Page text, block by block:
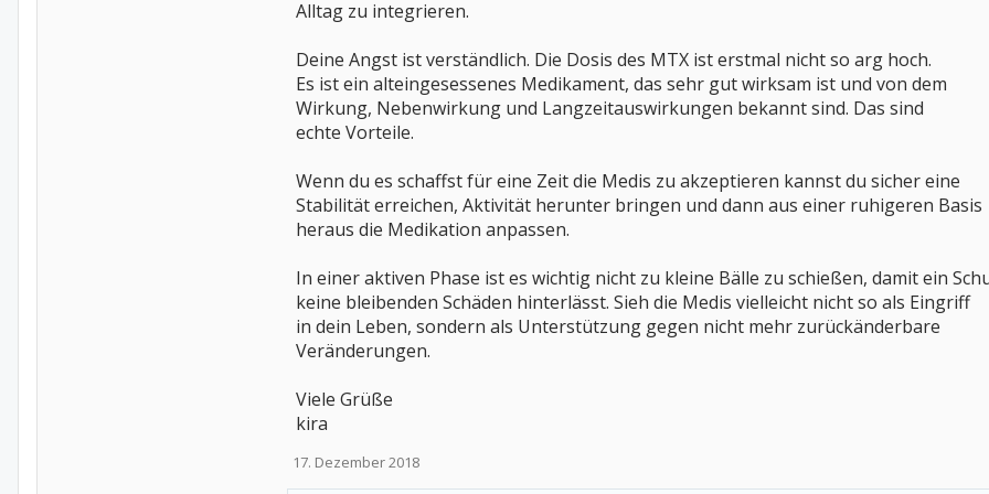
Alltag zu integrieren.
Deine Angst ist verständlich. Die Dosis des MTX ist erstmal nicht so arg hoch.
Es ist ein alteingesessenes Medikament, das sehr gut wirksam ist und von dem
Wirkung, Nebenwirkung und Langzeitauswirkungen bekannt sind. Das sind
echte Vorteile.
Wenn du es schaffst für eine Zeit die Medis zu akzeptieren kannst du sicher eine
Stabilität erreichen, Aktivität herunter bringen und dann aus einer ruhigeren Basis
heraus die Medikation anpassen.
In einer aktiven Phase ist es wichtig nicht zu kleine Bälle zu schießen, damit ein
keine bleibenden Schäden hinterlässt. Sieh die Medis vielleicht nicht so als Eingriff
in dein Leben, sondern als Unterstützung gegen nicht mehr zurückänderbare
Veränderungen.
Viele Grüße
kira
17. Dezember 2018